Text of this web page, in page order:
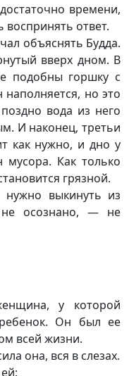
времени,
ответ.
объяснять Будда.
вверх дном. В
подобны горшку с
но это
вода из него
И наконец, третьи
как нужно, и дно у
Как только
грязной.
выкинуть из
осознано, — не
у которой
Он был ее
всей жизни.
она, вся в слезах.